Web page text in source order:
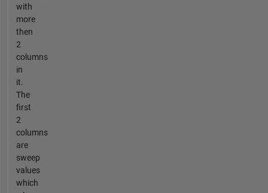
with
more
then
2
columns
in
it.
The
first
2
columns
are
sweep
values
which